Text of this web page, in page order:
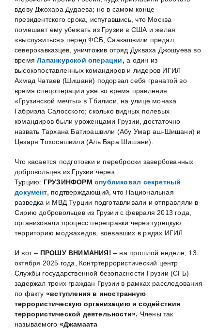
вдову Джохара Дудаева; но в самом конце
президентского срока, испугавшись, что Москва
помешает ему убежать из Грузии в США и желая
«выслужиться» перед ФСБ, Саакашвили предал
северокавказцев, уничтожив отряд Дукваха Джошуева во
времяЛапанкурской операции, а один из
высокопоставленных командиров и лидеров ИГИЛ
Ахмад Чатаев (Шишани) подорвал себя гранатой во
время спецоперации уже во время правления
«Грузинской мечты» в Тбилиси, на улице монаха
Габриэла Салосского; сколько видных полевых
командиров были уроженцами Грузии, достаточно
назвать Тархана Батирашвили (Абу Умар аш-Шишани) и
Цезаря Тохосашвили (Аль Бара Шишани).
Что касается подготовки и переброски завербованных
добровольцев из Грузии через
Турцию: ГРУЗИНФОРМ опубликовал секретный
документ, подтверждающий, что Национальная
разведка и МВД Турции подготавливали и отправляли в
Сирию добровольцев из Грузии с февраля 2013 года,
организовали процесс переправки через турецкую
территорию моджахедов, воевавших в рядах ИГИЛ.
И вот – ПРОШУ ВНИМАНИЯ! – на прошлой неделе, 13
октября 2025 года, Контртеррористический центр
Службы государственной безопасности Грузии (СГБ)
задержал троих граждан Грузии в рамках расследования
по факту «вступления в иностранную
террористическую организацию и содействия
террористической деятельности». Члены так
называемого «Джамаата